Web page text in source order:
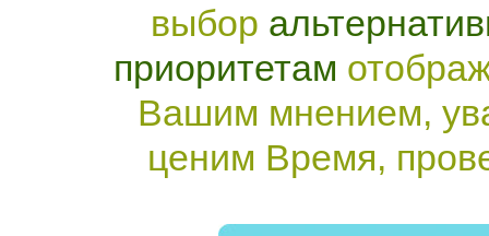
выбор
приоритетам
Вашим мнением,
ценим Время,